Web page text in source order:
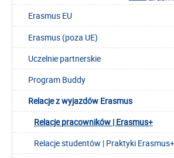
Erasmus EU
Erasmus (poza UE)
Uczelnie partnerskie
Program Buddy
Relacje z wyjazdów Erasmus
Relacje pracowników | Erasmus+
Relacje studentów | Praktyki Erasmus+